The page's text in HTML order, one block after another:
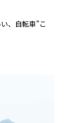
、自転車”こ